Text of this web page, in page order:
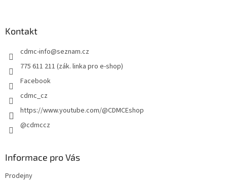
Kontakt
cdmc-info@seznam.cz
775 611 211 (zák. linka pro e-shop)
Facebook
cdmc_cz
https://www.youtube.com/@CDMCEshop
@cdmccz
Informace pro Vás
Prodejny